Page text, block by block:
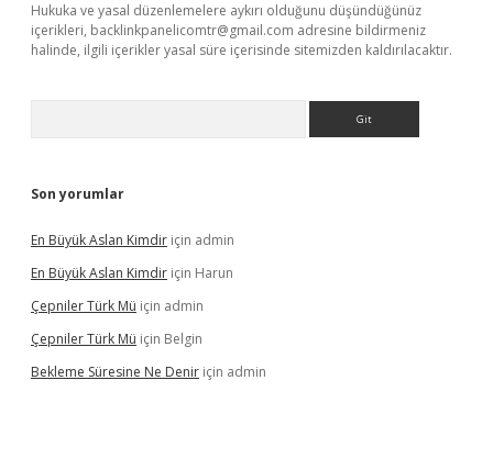
Hukuka ve yasal düzenlemelere aykırı olduğunu düşündüğünüz
içerikleri, backlinkpanelicomtr@gmail.com adresine bildirmeniz
halinde, ilgili içerikler yasal süre içerisinde sitemizden kaldırılacaktır.
Son yorumlar
En Büyük Aslan Kimdir için admin
En Büyük Aslan Kimdir için Harun
Çepniler Türk Mü için admin
Çepniler Türk Mü için Belgin
Bekleme Süresine Ne Denir için admin